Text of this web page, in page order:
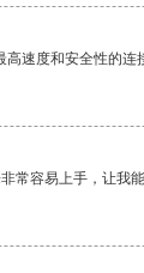
速度和安全性的连
常容易上手，让我